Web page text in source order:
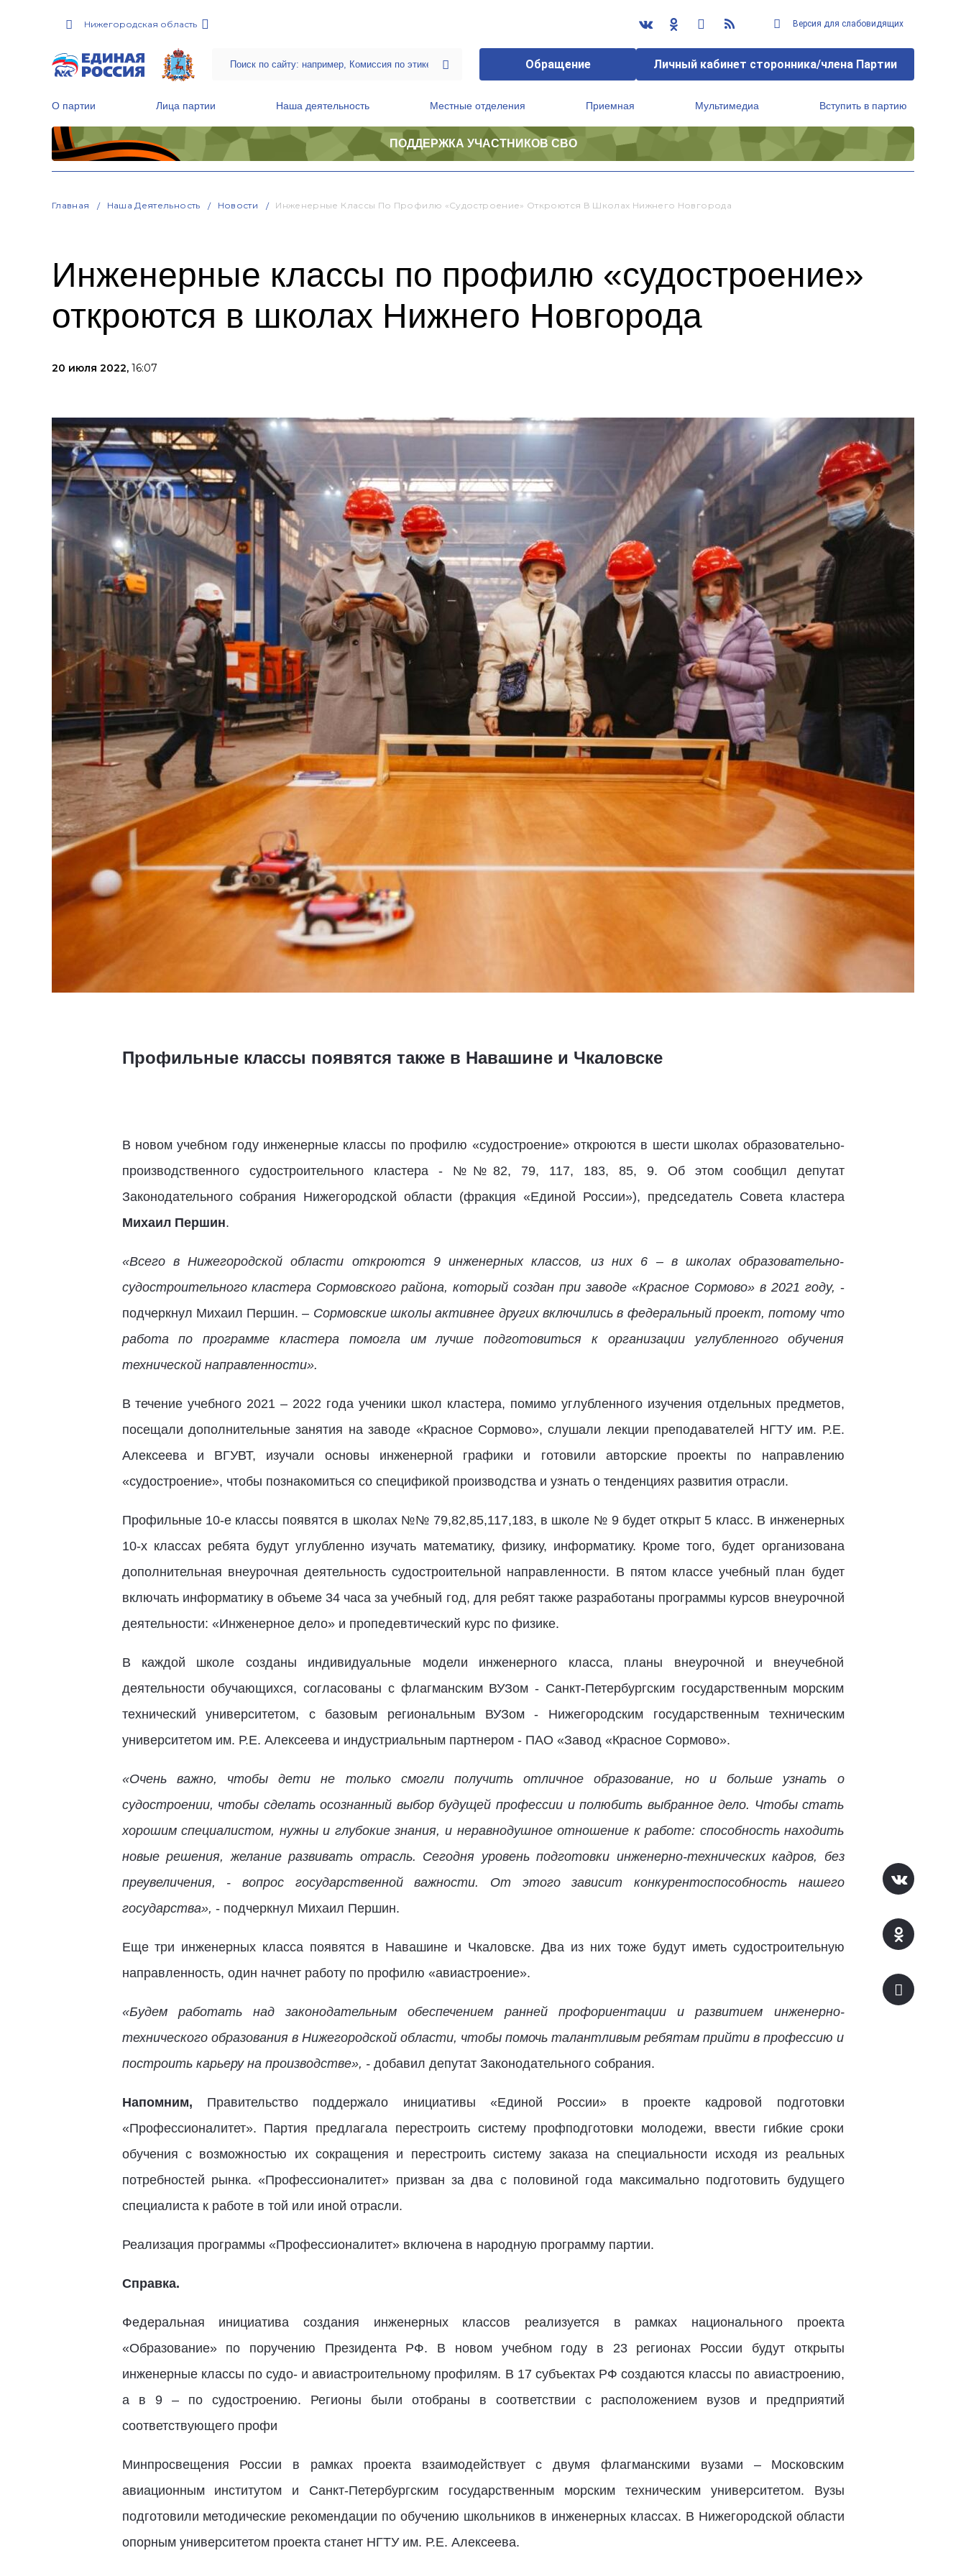
Нижегородская область Версия для слабовидящих
Обращение Личный кабинет сторонника/члена Партии
О партии Лица партии Наша деятельность Местные отделения Приемная Мультимедиа Вступить в партию
ПОДДЕРЖКА УЧАСТНИКОВ СВО
Главная Наша Деятельность Новости Инженерные Классы По Профилю «судостроение» Откроются В Школах Нижнего Новгорода
Инженерные классы по профилю «судостроение»
откроются в школах Нижнего Новгорода
20 июля 2022, 16:07
Профильные классы появятся также в Навашине и Чкаловске
В новом учебном году инженерные классы по профилю «судостроение» откроются в шести школах образовательно-
производственного судостроительного кластера - №№82, 79, 117, 183, 85, 9. Об этом сообщил депутат
Законодательного собрания Нижегородской области (фракция «Единой России»), председатель Совета кластера
Михаил Першин.
«Всего в Нижегородской области откроются 9 инженерных классов, из них 6 – в школах образовательно-
судостроительного кластера Сормовского района, который создан при заводе «Красное Сормово» в 2021 году, -
подчеркнул Михаил Першин. – Сормовские школы активнее других включились в федеральный проект, потому что
работа по программе кластера помогла им лучше подготовиться к организации углубленного обучения
технической направленности».
В течение учебного 2021 – 2022 года ученики школ кластера, помимо углубленного изучения отдельных предметов,
посещали дополнительные занятия на заводе «Красное Сормово», слушали лекции преподавателей НГТУ им. Р.Е.
Алексеева и ВГУВТ, изучали основы инженерной графики и готовили авторские проекты по направлению
«судостроение», чтобы познакомиться со спецификой производства и узнать о тенденциях развития отрасли.
Профильные 10-е классы появятся в школах №№ 79,82,85,117,183, в школе № 9 будет открыт 5 класс. В инженерных
10-х классах ребята будут углубленно изучать математику, физику, информатику. Кроме того, будет организована
дополнительная внеурочная деятельность судостроительной направленности. В пятом классе учебный план будет
включать информатику в объеме 34 часа за учебный год, для ребят также разработаны программы курсов внеурочной
деятельности: «Инженерное дело» и пропедевтический курс по физике.
В каждой школе созданы индивидуальные модели инженерного класса, планы внеурочной и внеучебной
деятельности обучающихся, согласованы с флагманским ВУЗом - Санкт-Петербургским государственным морским
технический университетом, с базовым региональным ВУЗом - Нижегородским государственным техническим
университетом им. Р.Е. Алексеева и индустриальным партнером - ПАО «Завод «Красное Сормово».
«Очень важно, чтобы дети не только смогли получить отличное образование, но и больше узнать о
судостроении, чтобы сделать осознанный выбор будущей профессии и полюбить выбранное дело. Чтобы стать
хорошим специалистом, нужны и глубокие знания, и неравнодушное отношение к работе: способность находить
новые решения, желание развивать отрасль. Сегодня уровень подготовки инженерно-технических кадров, без
преувеличения, - вопрос государственной важности. От этого зависит конкурентоспособность нашего
государства», - подчеркнул Михаил Першин.
Еще три инженерных класса появятся в Навашине и Чкаловске. Два из них тоже будут иметь судостроительную
направленность, один начнет работу по профилю «авиастроение».
«Будем работать над законодательным обеспечением ранней профориентации и развитием инженерно-
технического образования в Нижегородской области, чтобы помочь талантливым ребятам прийти в профессию и
построить карьеру на производстве», -добавил депутат Законодательного собрания.
Напомним, Правительство поддержало инициативы «Единой России» в проекте кадровой подготовки
«Профессионалитет». Партия предлагала перестроить систему профподготовки молодежи, ввести гибкие сроки
обучения с возможностью их сокращения и перестроить систему заказа на специальности исходя из реальных
потребностей рынка. «Профессионалитет» призван за два с половиной года максимально подготовить будущего
специалиста к работе в той или иной отрасли.
Реализация программы «Профессионалитет» включена в народную программу партии.
Справка.
Федеральная инициатива создания инженерных классов реализуется в рамках национального проекта
«Образование» по поручению Президента РФ. В новом учебном году в 23 регионах России будут открыты
инженерные классы по судо- и авиастроительному профилям. В 17 субъектах РФ создаются классы по авиастроению,
а в 9 – по судостроению. Регионы были отобраны в соответствии с расположением вузов и предприятий
соответствующего профи
Минпросвещения России в рамках проекта взаимодействует с двумя флагманскими вузами – Московским
авиационным институтом и Санкт-Петербургским государственным морским техническим университетом. Вузы
подготовили методические рекомендации по обучению школьников в инженерных классах. В Нижегородской области
опорным университетом проекта станет НГТУ им. Р.Е. Алексеева.